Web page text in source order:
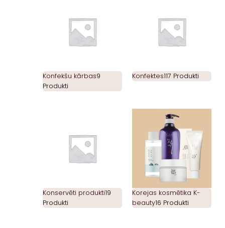
Konfekšu kārbas9
Produkti
Konfektes117 Produkti
Konservēti produkti19
Produkti
Korejas kosmētika K-
beauty16 Produkti